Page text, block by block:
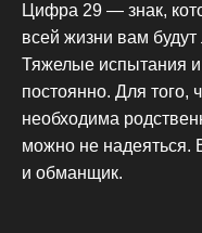
Цифра 29 — знак,
всей жизни вам
Тяжелые испытания и
постоянно. Для того,
необходима
можно не
и обманщик.